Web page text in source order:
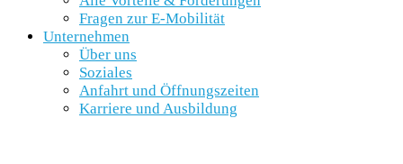
Fragen zur E-Mobilität
Unternehmen
Über uns
Soziales
Anfahrt und Öffnungszeiten
Karriere und Ausbildung